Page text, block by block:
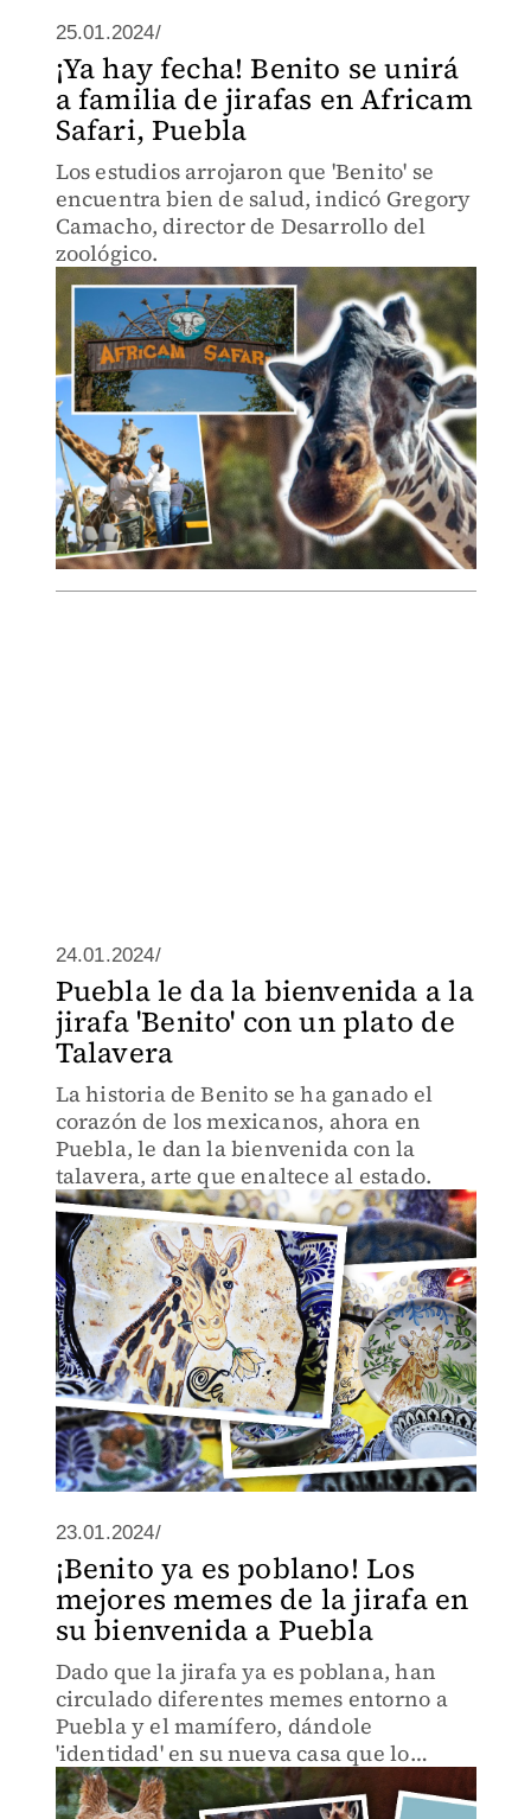
25.01.2024/
¡Ya hay fecha! Benito se unirá
a familia de jirafas en Africam
Safari, Puebla
Los estudios arrojaron que 'Benito' se
encuentra bien de salud, indicó Gregory
Camacho, director de Desarrollo del
zoológico.
24.01.2024/
Puebla le da la bienvenida a la
jirafa 'Benito' con un plato de
Talavera
La historia de Benito se ha ganado el
corazón de los mexicanos, ahora en
Puebla, le dan la bienvenida con la
talavera, arte que enaltece al estado.
23.01.2024/
¡Benito ya es poblano! Los
mejores memes de la jirafa en
su bienvenida a Puebla
Dado que la jirafa ya es poblana, han
circulado diferentes memes entorno a
Puebla y el mamífero, dándole
'identidad' en su nueva casa que lo
recibió con los brazos abiertos.